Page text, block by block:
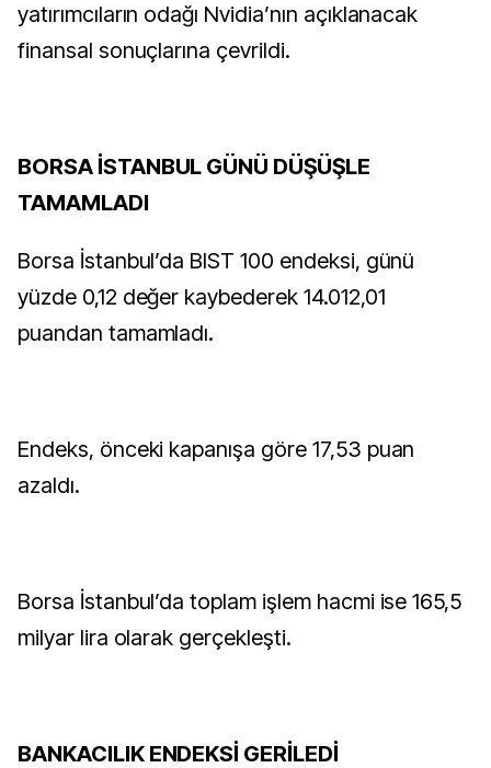
yatırımcıların odağı Nvidia’nın açıklanacak
finansal sonuçlarına çevrildi.
BORSA İSTANBUL GÜNÜ DÜŞÜŞLE
TAMAMLADI
Borsa İstanbul’da BIST 100 endeksi, günü
yüzde 0,12 değer kaybederek 14.012,01
puandan tamamladı.
Endeks, önceki kapanışa göre 17,53 puan
azaldı.
Borsa İstanbul’da toplam işlem hacmi ise 165,5
milyar lira olarak gerçekleşti.
BANKACILIK ENDEKSİ GERİLEDİ